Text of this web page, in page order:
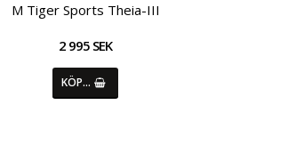
M Tiger Sports Theia-III
2 995 SEK
KÖP…